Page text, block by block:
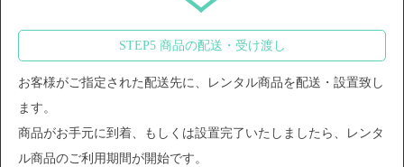
STEP5 商品の配送・受け渡し
お客様がご指定された配送先に、レンタル商品を配送・設置致し
ます。
商品がお手元に到着、もしくは設置完了いたしましたら、レンタ
ル商品のご利用期間が開始です。